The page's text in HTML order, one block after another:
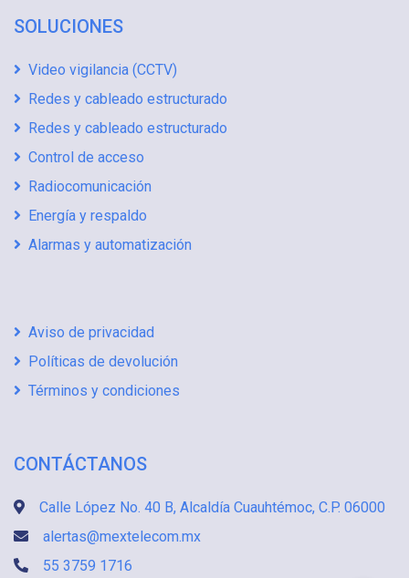
SOLUCIONES
Video vigilancia (CCTV)
Redes y cableado estructurado
Redes y cableado estructurado
Control de acceso
Radiocomunicación
Energía y respaldo
Alarmas y automatización
Aviso de privacidad
Políticas de devolución
Términos y condiciones
CONTÁCTANOS
Calle López No. 40 B, Alcaldía Cuauhtémoc, C.P. 06000
alertas@mextelecom.mx
55 3759 1716